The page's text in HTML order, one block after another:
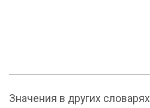
Значения в других словарях